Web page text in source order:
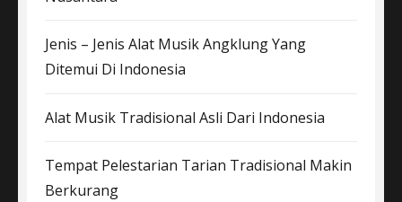
Jenis – Jenis Alat Musik Angklung Yang
Ditemui Di Indonesia
Alat Musik Tradisional Asli Dari Indonesia
Tempat Pelestarian Tarian Tradisional Makin
Berkurang